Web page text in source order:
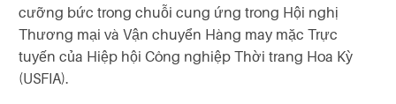
cưỡng bức trong chuỗi cung ứng trong Hội nghị
Thương mại và Vận chuyển Hàng may mặc Trực
tuyến của Hiệp hội Công nghiệp Thời trang Hoa Kỳ
(USFIA).